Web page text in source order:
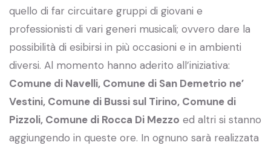
quello di far circuitare gruppi di giovani e
professionisti di vari generi musicali; ovvero dare la
possibilità di esibirsi in più occasioni e in ambienti
diversi. Al momento hanno aderito all’iniziativa:
Comune di Navelli, Comune di San Demetrio ne’
Vestini, Comune di Bussi sul Tirino, Comune di
Pizzoli, Comune di Rocca Di Mezzo ed altri si stanno
aggiungendo in queste ore. In ognuno sarà realizzata